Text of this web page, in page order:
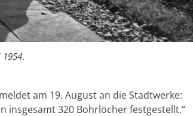
.
am 19. August an die Stadtwerke:
insgesamt 320 Bohrlöcher festgestellt.“